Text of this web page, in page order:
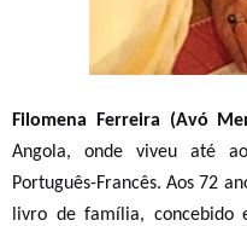
Filomena Ferreira (Avó
Angola, onde viveu até
Português-Francês. Aos 72
livro de família, concebido